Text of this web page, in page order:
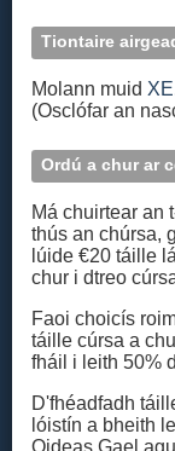
Tiontaire
Molann muid
(Osclófar an
Ordú a chur ar
Má chuirtear an
thús an chúrsa,
lúide €20 táille
chur i dtreo
Faoi choicís
táille cúrsa a
fháil i leith 50%
D'fhéadfadh
lóistín a bheith